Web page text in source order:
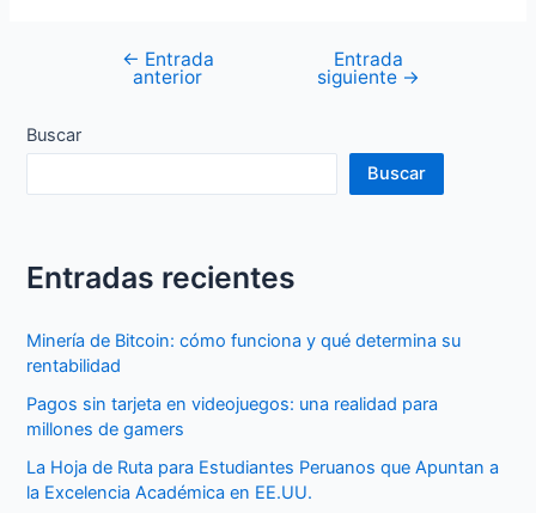
Navegación
← Entrada
anterior
Entrada
siguiente →
Buscar
Buscar
Entradas recientes
Minería de Bitcoin: cómo funciona y qué determina su
rentabilidad
Pagos sin tarjeta en videojuegos: una realidad para
millones de gamers
La Hoja de Ruta para Estudiantes Peruanos que Apuntan a
la Excelencia Académica en EE.UU.